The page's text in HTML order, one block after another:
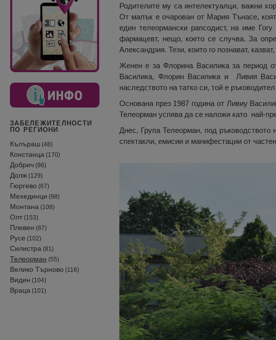
ЗАБЕЛЕЖИТЕЛНОСТИ
ПО РЕГИОНИ
Кълъраш (48)
Констанца (170)
Добрич (96)
Долж (129)
Гюргево (67)
Мехединци (98)
Монтана (108)
Олт (153)
Плевен (87)
Русе (102)
Силистра (81)
Телеорман (55)
Велико Търново (116)
Видин (104)
Враца (101)
Родителите му са интелектуалци, важни
От малък е очарован от Мария Тънасе,
един телеормански рапсодист, на име
фармацевт, нещо, което се случва. За
Александрия. Тези, които го познават,
Женен е за Флорина Василика за период
Василика, Флорин Василика и Ливия
наследството на татко си, той е
Основана през 1987 година от Ливиу
Телеорман успява да се наложи като най-
Днес, Група Телеорман, под ръководството
спектакли, емисии и манифестации от